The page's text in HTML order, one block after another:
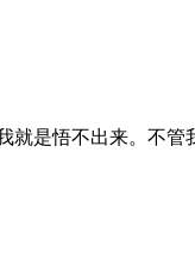
就是悟不出来。不